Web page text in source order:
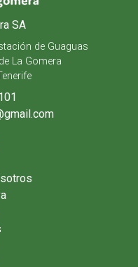
SA
de Guaguas
La Gomera